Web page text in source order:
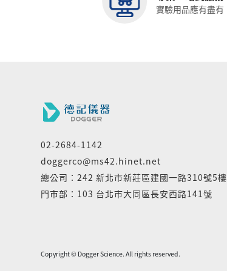
實驗用品應有盡有
02-2684-1142
doggerco@ms42.hinet.net
總公司：242 新北市新莊區建國一路310號5樓
門市部：103 台北市大同區長安西路141號
Copyright © Dogger Science. All rights reserved.